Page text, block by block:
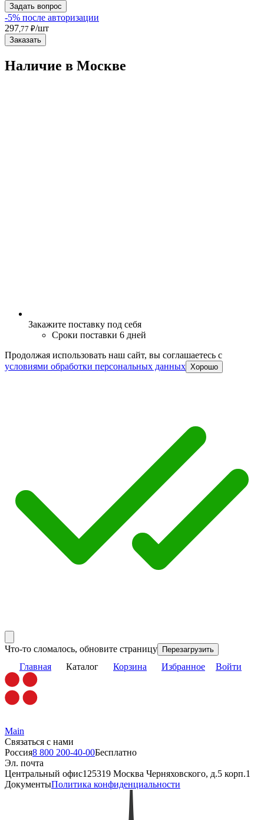
Задать вопрос
-5% после авторизации
297 ,77 ₽/шт
Заказать
Наличие в Москвe
Закажите поставку под себя
Сроки поставки 6 дней
Продолжая использовать наш сайт, вы соглашаетесь c
условиями обработки персональных данных Хорошо
Что-то сломалось, обновите страницу Перезагрузить
Главная Каталог Корзина Избранное Войти
Main
Связаться с нами
Россия8 800 200-40-00Бесплатно
Эл. почта
Центральный офис125319 Москва Черняховского, д.5 корп.1
ДокументыПолитика конфиденциальности